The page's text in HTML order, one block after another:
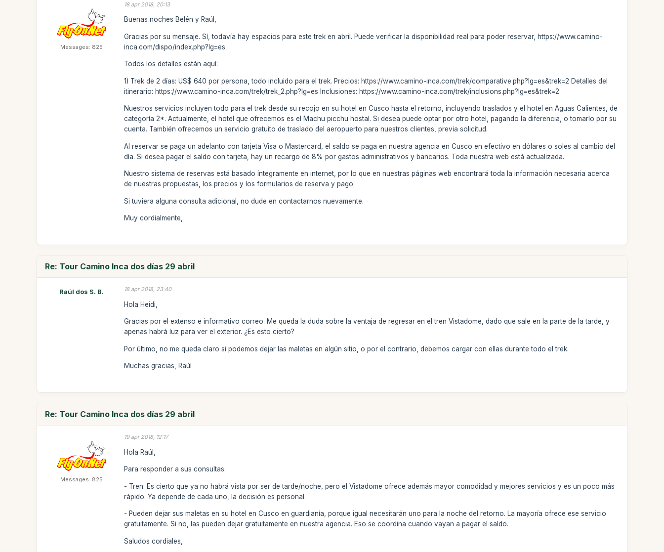
Messages: 825
18 apr 2018, 20:13
Buenas noches Belén y Raúl,
Gracias por su mensaje. Sí, todavía hay espacios para este trek en abril. Puede verificar la disponibilidad real para poder reservar, https://www.camino-
inca.com/dispo/index.php?lg=es
Todos los detalles están aquí:
1) Trek de 2 días: US$ 640 por persona, todo incluido para el trek. Precios: https://www.camino-inca.com/trek/comparative.php?lg=es&trek=2 Detalles del
itinerario: https://www.camino-inca.com/trek/trek_2.php?lg=es Inclusiones: https://www.camino-inca.com/trek/inclusions.php?lg=es&trek=2
Nuestros servicios incluyen todo para el trek desde su recojo en su hotel en Cusco hasta el retorno, incluyendo traslados y el hotel en Aguas Calientes, de
categoría 2*. Actualmente, el hotel que ofrecemos es el Machu picchu hostal. Si desea puede optar por otro hotel, pagando la diferencia, o tomarlo por su
cuenta. También ofrecemos un servicio gratuito de traslado del aeropuerto para nuestros clientes, previa solicitud.
Al reservar se paga un adelanto con tarjeta Visa o Mastercard, el saldo se paga en nuestra agencia en Cusco en efectivo en dólares o soles al cambio del
día. Si desea pagar el saldo con tarjeta, hay un recargo de 8% por gastos administrativos y bancarios. Toda nuestra web está actualizada.
Nuestro sistema de reservas está basado íntegramente en internet, por lo que en nuestras páginas web encontrará toda la información necesaria acerca
de nuestras propuestas, los precios y los formularios de reserva y pago.
Si tuviera alguna consulta adicional, no dude en contactarnos nuevamente.
Muy cordialmente,
Re: Tour Camino Inca dos días 29 abril
Raúl dos S. B. 18 apr 2018, 23:40
Hola Heidi,
Gracias por el extenso e informativo correo. Me queda la duda sobre la ventaja de regresar en el tren Vistadome, dado que sale en la parte de la tarde, y
apenas habrá luz para ver el exterior. ¿Es esto cierto?
Por último, no me queda claro si podemos dejar las maletas en algún sitio, o por el contrario, debemos cargar con ellas durante todo el trek.
Muchas gracias, Raúl
Re: Tour Camino Inca dos días 29 abril
Messages: 825
19 apr 2018, 12:17
Hola Raúl,
Para responder a sus consultas:
- Tren: Es cierto que ya no habrá vista por ser de tarde/noche, pero el Vistadome ofrece además mayor comodidad y mejores servicios y es un poco más
rápido. Ya depende de cada uno, la decisión es personal.
- Pueden dejar sus maletas en su hotel en Cusco en guardianía, porque igual necesitarán uno para la noche del retorno. La mayoría ofrece ese servicio
gratuitamente. Si no, las pueden dejar gratuitamente en nuestra agencia. Eso se coordina cuando vayan a pagar el saldo.
Saludos cordiales,